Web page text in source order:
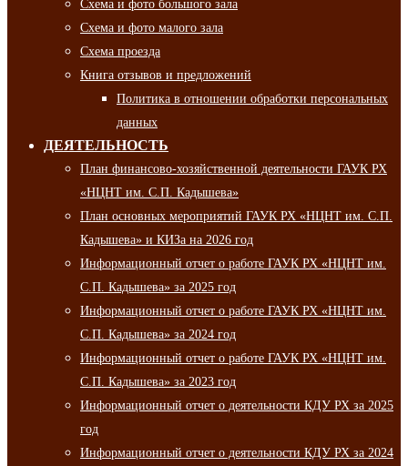
Схема и фото большого зала
Схема и фото малого зала
Схема проезда
Книга отзывов и предложений
Политика в отношении обработки персональных
данных
ДЕЯТЕЛЬНОСТЬ
План финансово-хозяйственной деятельности ГАУК РХ
«НЦНТ им. С.П. Кадышева»
План основных мероприятий ГАУК РХ «НЦНТ им. С.П.
Кадышева» и КИЗа на 2026 год
Информационный отчет о работе ГАУК РХ «НЦНТ им.
С.П. Кадышева» за 2025 год
Информационный отчет о работе ГАУК РХ «НЦНТ им.
С.П. Кадышева» за 2024 год
Информационный отчет о работе ГАУК РХ «НЦНТ им.
С.П. Кадышева» за 2023 год
Информационный отчет о деятельности КДУ РХ за 2025
год
Информационный отчет о деятельности КДУ РХ за 2024